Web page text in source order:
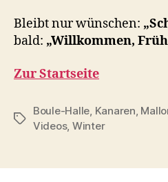
Bleibt nur wünschen:
bald: „Willkommen,
Zur Startseite
Schlagwörter
Boule-Halle Kanaren
Videos, Winter